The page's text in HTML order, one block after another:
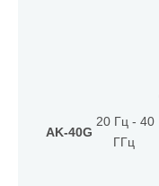
AK-40G
20 Гц - 40
ГГц